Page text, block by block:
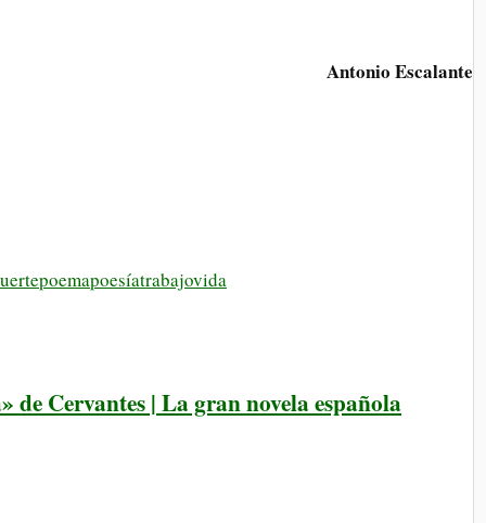
Antonio Escalante
poemapoesíatrabajovida
Cervantes | La gran novela española